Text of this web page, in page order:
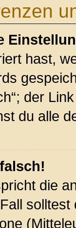
hast,
der
du alle
die
solltest